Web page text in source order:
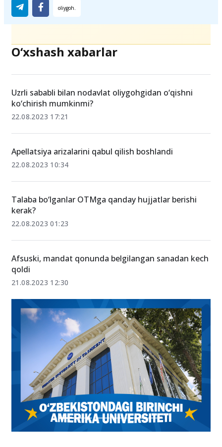
Ulashing
O‘xshash xabarlar
ko‘chirish mumkinmi?
22.08.2023 17:21
Apellatsiya arizalarini qabul qilish boshlandi
22.08.2023 10:34
kerak?
22.08.2023 01:23
21.08.2023 12:30